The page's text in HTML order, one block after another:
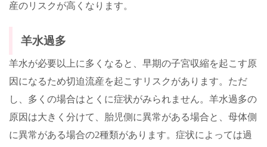
産のリスクが高くなります。
羊水過多
羊水が必要以上に多くなると、早期の子宮収縮を起こす原
因になるため切迫流産を起こすリスクがあります。ただ
し、多くの場合はとくに症状がみられません。羊水過多の
原因は大きく分けて、胎児側に異常がある場合と、母体側
に異常がある場合の2種類があります。症状によっては過